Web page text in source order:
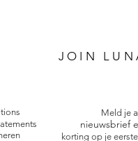
JOIN
Meld je
nieuwsbrief
korting op je